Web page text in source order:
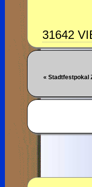
31642
« Stadtfestpokal